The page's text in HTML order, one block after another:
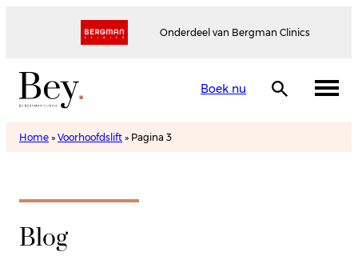
Onderdeel van Bergman Clinics
Boek nu
Home » Voorhoofdslift » Pagina 3
Blog